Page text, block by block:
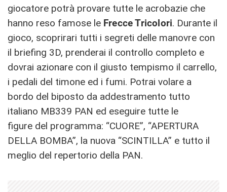
giocatore potrà provare tutte le acrobazie che
hanno reso famose le Frecce Tricolori. Durante il
gioco, scoprirari tutti i segreti delle manovre con
il briefing 3D, prenderai il controllo completo e
dovrai azionare con il giusto tempismo il carrello,
i pedali del timone ed i fumi. Potrai volare a
bordo del biposto da addestramento tutto
italiano MB339 PAN ed eseguire tutte le
figure del programma: “CUORE”, “APERTURA
DELLA BOMBA”, la nuova “SCINTILLA” e tutto il
meglio del repertorio della PAN.